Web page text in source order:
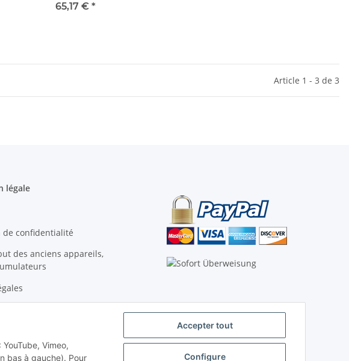
Accepter tout
Configure
Vimeo,
bas à gauche). Pour
65,17 € *
Article 1 - 3 de 3
légale
de confidentialité
des anciens appareils,
Vertrag widerrufen